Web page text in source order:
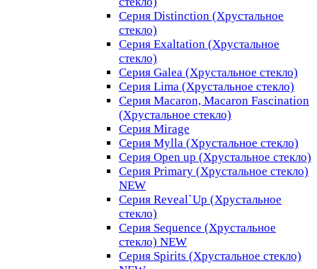
Серия Distinction (Хрустальное
стекло)
Серия Exaltation (Хрустальное
стекло)
Серия Galea (Хрустальное стекло)
Серия Lima (Хрустальное стекло)
Серия Macaron, Macaron Fascination
(Хрустальное стекло)
Серия Mirage
Серия Mylla (Хрустальное стекло)
Серия Open up (Хрустальное стекло)
Серия Primary (Хрустальное стекло)
NEW
Серия Reveal`Up (Хрустальное
стекло)
Серия Sequence (Хрустальное
стекло) NEW
Серия Spirits (Хрустальное стекло)